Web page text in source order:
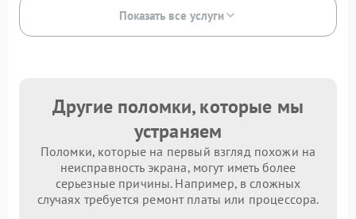
Показать все услуги
Другие поломки, которые мы
устраняем
Поломки, которые на первый взгляд похожи на
неисправность экрана, могут иметь более
серьезные причины. Например, в сложных
случаях требуется ремонт платы или процессора.